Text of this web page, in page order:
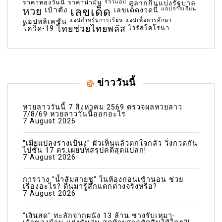
ราคาทองวันนี้ ราคาน้ำมัน รีวิวแอป สลากกินแบ่งรัฐบาล
หวย เป๋าตัง เลขเด็ด เลขเด็ดงวดนี้ แอปการเรียน
แอปพลิเคชัน แอปสำหรับการเรียน แอปเพื่อการศึกษา
โควิด-19 ไทยช่วยไทยพลัส ไวรัสโคโรนา
ข่าววันนี้
หวยลาววันนี้ 7 สิงหาคม 2569 ตรวจผลหวยลาว
7/8/69 หวยลาววันนี้ออกอะไร
7 August 2026
"เมียแปลงร่างเป็นงู" ผัวเห็นแล้วตกใจกลัว วิ่งกวดกัน
ไปชั้น 17 ตร.เผยบทสรุปคดีสุดแปลก!
7 August 2026
การวาง "น้ำส้มสายชู" ในห้องก่อนเข้านอน ช่วย
เรื่องอะไร? ตื่นมารู้สึกแตกต่างจริงหรือ?
7 August 2026
"เงินสด" ทะลักจากผนัง 13 ล้าน ช่างรับเหมา-